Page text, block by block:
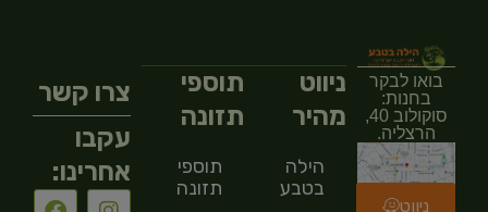
בואו לבקר
בחנות:
סוקולוב 40,
הרצליה.
ניווט
ניווט
מהיר
הילה
בטבע
תוספי
תזונה
תוספי
תזונה
צרו קשר
עקבו
אחרינו: